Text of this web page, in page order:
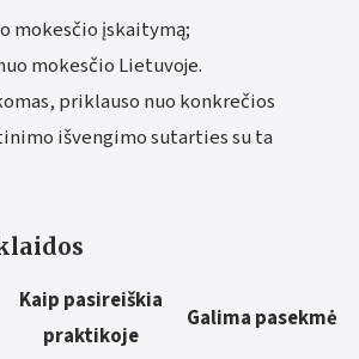
mokesčio įskaitymą;
mokesčio Lietuvoje.
priklauso nuo konkrečios
išvengimo sutarties su ta
Kaip pasireiškia
praktikoje
Galima pasekmė